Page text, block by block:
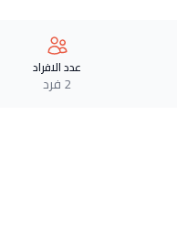
عدد الافراد
2 فرد